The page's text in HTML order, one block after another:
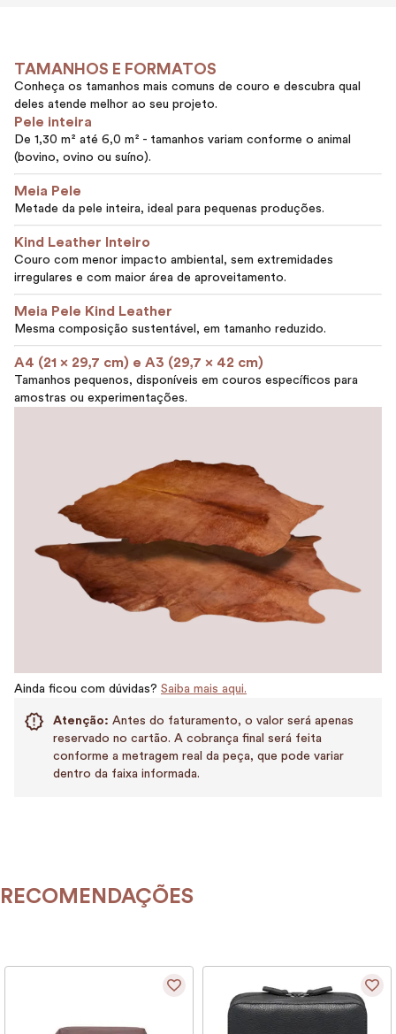
TAMANHOS E FORMATOS
Conheça os tamanhos mais comuns de couro e descubra qual
deles atende melhor ao seu projeto.
Pele inteira
De 1,30 m² até 6,0 m² - tamanhos variam conforme o animal
(bovino, ovino ou suíno).
Meia Pele
Metade da pele inteira, ideal para pequenas produções.
Kind Leather Inteiro
Couro com menor impacto ambiental, sem extremidades
irregulares e com maior área de aproveitamento.
Meia Pele Kind Leather
Mesma composição sustentável, em tamanho reduzido.
A4 (21 x 29,7 cm) e A3 (29,7 x 42 cm)
Tamanhos pequenos, disponíveis em couros específicos para
amostras ou experimentações.
Ainda ficou com dúvidas? Saiba mais aqui.
Atenção: Antes do faturamento, o valor será apenas
reservado no cartão. A cobrança final será feita
conforme a metragem real da peça, que pode variar
dentro da faixa informada.
RECOMENDAÇÕES